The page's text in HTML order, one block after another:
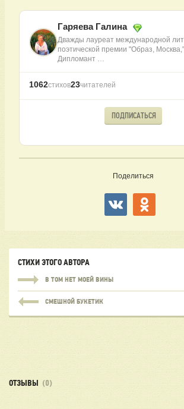
Гаряева Галина
Дважды лауреат международной
поэтической премии "Образ,
Дипломант …
1062стихов23читателей
ПОДПИСАТЬСЯ
Поделиться
СТИХИ ЭТОГО АВТОРА
В ТОМ НЕТ МОЕЙ ВИНЫ
СМЕШНОЙ БУКЕТИК
ОТЗЫВЫ (0)